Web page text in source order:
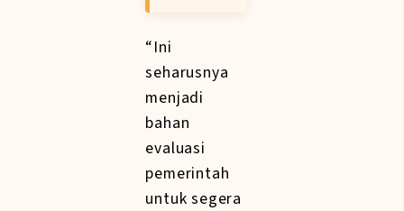
“Ini
seharusnya
menjadi
bahan
evaluasi
pemerintah
untuk segera